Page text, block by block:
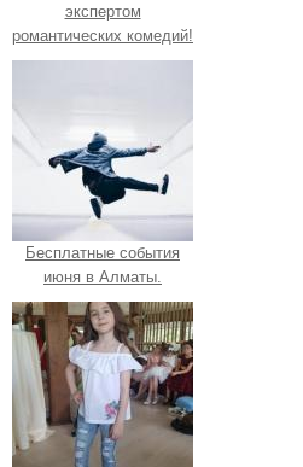
экспертом
романтических комедий!
Бесплатные события
июня в Алматы.